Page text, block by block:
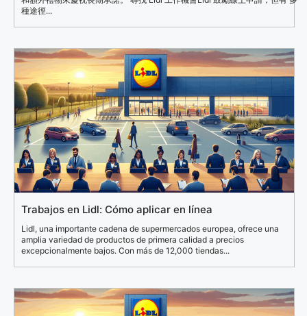
種途徑...
Trabajos en Lidl: Cómo aplicar en línea
Lidl, una importante cadena de supermercados europea, ofrece una
amplia variedad de productos de primera calidad a precios
excepcionalmente bajos. Con más de 12,000 tiendas...